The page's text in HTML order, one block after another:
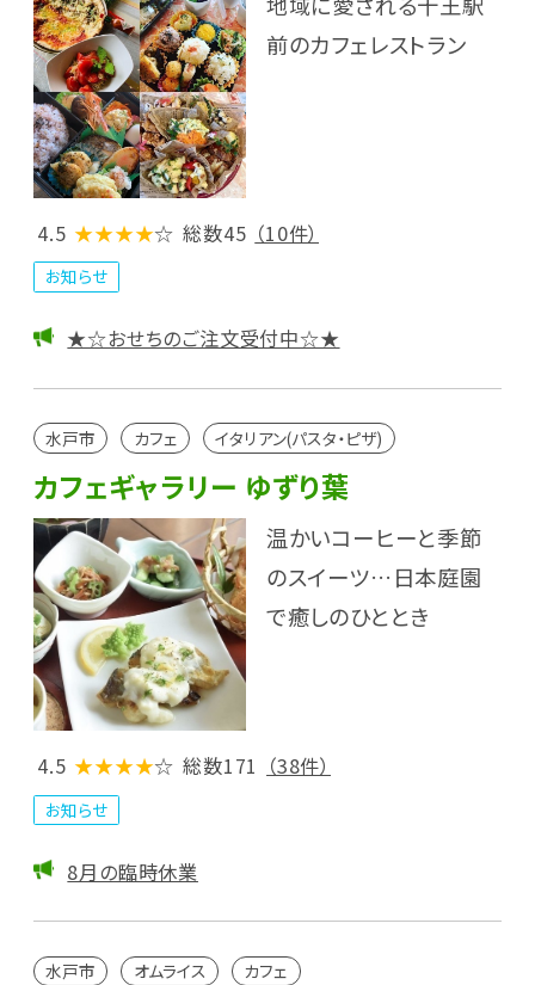
前のカフェレストラン
4.5 ★★★★☆ 総数45 （10件）
お知らせ
★☆おせちのご注文受付中☆★
水戸市 カフェ イタリアン(パスタ・ピザ)
カフェギャラリー ゆずり葉
温かいコーヒーと季節
のスイーツ…日本庭園
で癒しのひととき
4.5 ★★★★☆ 総数171 （38件）
お知らせ
8月の臨時休業
水戸市 オムライス カフェ